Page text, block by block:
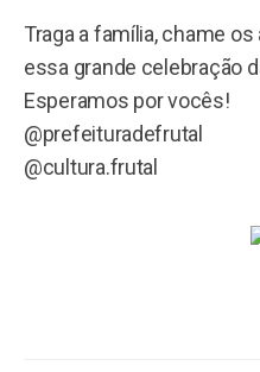
Traga a família, chame
essa grande celebração
Esperamos por vocês!
@prefeituradefrutal
@cultura.frutal